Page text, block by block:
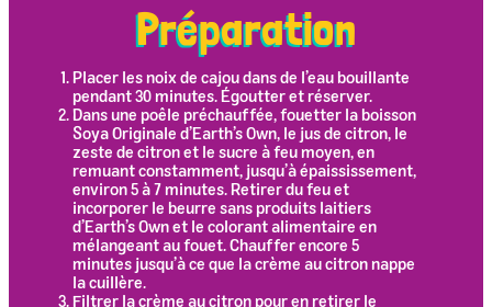
Préparation
Placer les noix de cajou dans de l’eau bouillante
pendant 30 minutes. Égoutter et réserver.
Dans une poêle préchauffée, fouetter la boisson
Soya Originale d’Earth’s Own, le jus de citron, le
zeste de citron et le sucre à feu moyen, en
remuant constamment, jusqu’à épaississement,
environ 5 à 7 minutes. Retirer du feu et
incorporer le beurre sans produits laitiers
d’Earth’s Own et le colorant alimentaire en
mélangeant au fouet. Chauffer encore 5
minutes jusqu’à ce que la crème au citron nappe
la cuillère.
Filtrer la crème au citron pour en retirer le